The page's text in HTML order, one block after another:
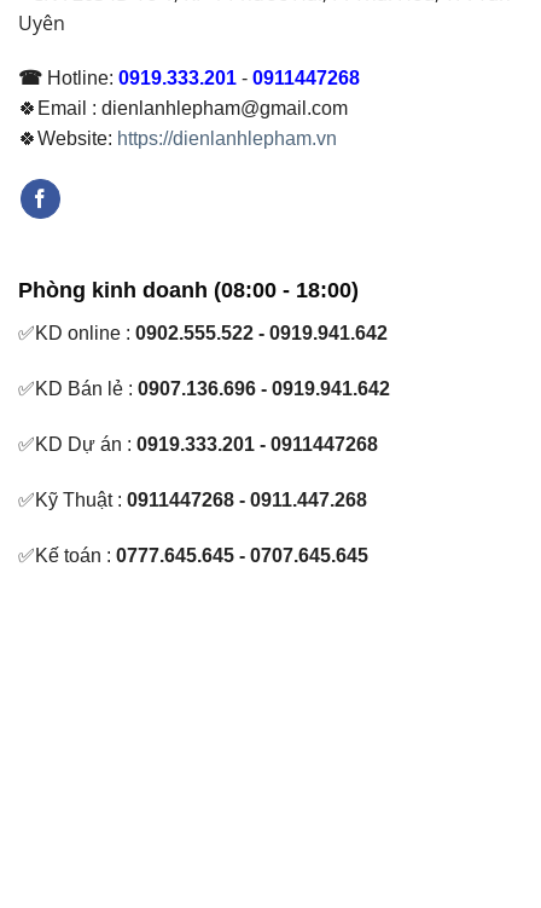
Uyên
☎ Hotline: 0919.333.201 - 0911447268
🍀Email : dienlanhlepham@gmail.com
🍀Website: https://dienlanhlepham.vn
Phòng kinh doanh (08:00 - 18:00)
✅KD online : 0902.555.522 - 0919.941.642
✅KD Bán lẻ : 0907.136.696 - 0919.941.642
✅KD Dự án : 0919.333.201 - 0911447268
✅Kỹ Thuật : 0911447268 - 0911.447.268
✅Kế toán : 0777.645.645 - 0707.645.645